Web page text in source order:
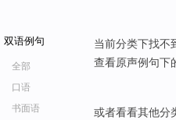
双语例句
全部
口语
书面语
当前分类下找不
查看原声例句下
或者看看其他分